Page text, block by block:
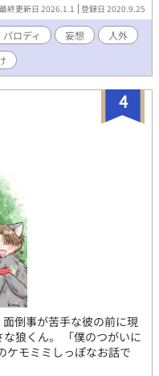
最終更新日 2026.1.1 登録日 2020.9.25
パロディ 妄想
人外
4
倒事が苦手な彼の前に現
狼くん。 「僕のつがいに
ケモミミしっぽなお話で